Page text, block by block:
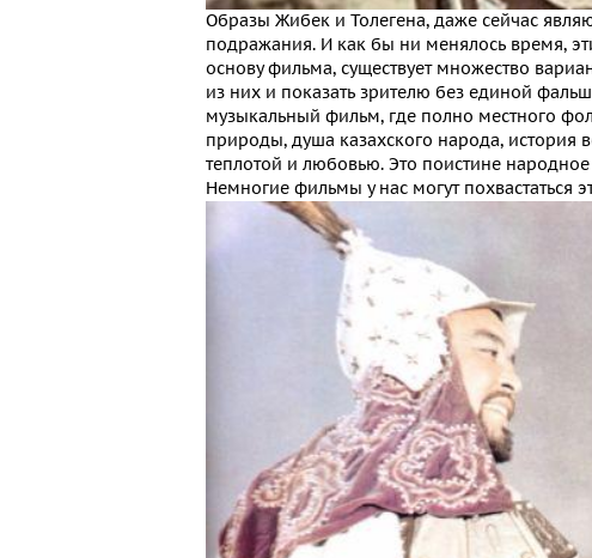
Образы Жибек и Толегена, даже сейчас
подражания. И как бы ни менялось время,
основу фильма, существует множество
из них и показать зрителю без единой
музыкальный фильм, где полно местного
природы, душа казахского народа, история
теплотой и любовью. Это поистине
Немногие фильмы у нас могут похвастаться